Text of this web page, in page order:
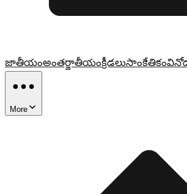
జాతీయంఅంతర్జాతీయంక్రీడలుసాంకేతికం
More